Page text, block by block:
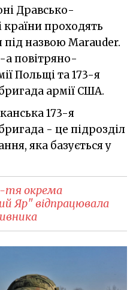
країни проходять
назвою Marauder.
а повітряно-
Польщі та 173-я
армії США.
173-я
- це підрозділ
яка базується у
тя окрема
Яр" відпрацювала